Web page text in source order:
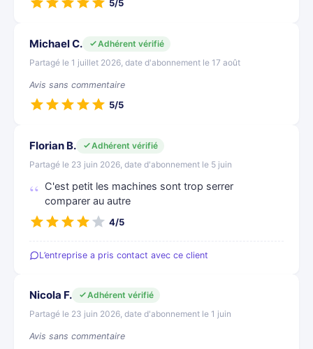
5/5
Michael C.
Adhérent vérifié
Partagé le 1 juillet 2026, date d'abonnement le 17 août
Avis sans commentaire
5/5
Florian B.
Adhérent vérifié
Partagé le 23 juin 2026, date d'abonnement le 5 juin
C'est petit les machines sont trop serrer
comparer au autre
4/5
L’entreprise a pris contact avec ce client
Nicola F.
Adhérent vérifié
Partagé le 23 juin 2026, date d'abonnement le 1 juin
Avis sans commentaire